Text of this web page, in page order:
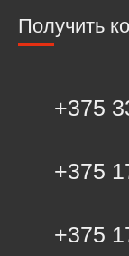
Получить
+375
+375
+375